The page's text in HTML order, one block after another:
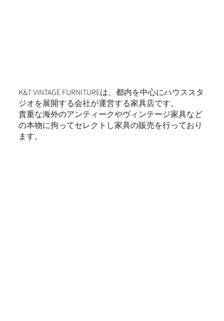
K&T VINTAGE FURNITUREは、都内を中心にハウススタ
ジオを展開する会社が運営する家具店です。
貴重な海外のアンティークやヴィンテージ家具など
の本物に拘ってセレクトし家具の販売を行っており
ます。